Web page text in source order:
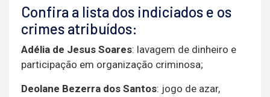
Confira a lista dos indiciados e os
crimes atribuídos:
Adélia de Jesus Soares: lavagem de dinheiro e
participação em organização criminosa;
Deolane Bezerra dos Santos: jogo de azar,